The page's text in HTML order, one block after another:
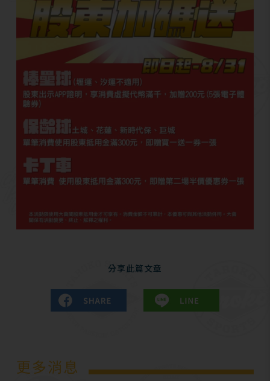
分享此篇文章
更多消息